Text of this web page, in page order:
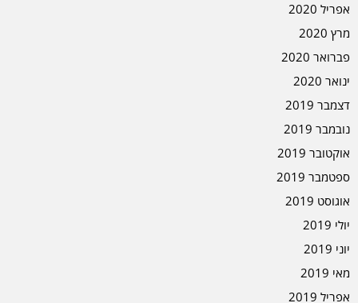
אפריל 2020
מרץ 2020
פברואר 2020
ינואר 2020
דצמבר 2019
נובמבר 2019
אוקטובר 2019
ספטמבר 2019
אוגוסט 2019
יולי 2019
יוני 2019
מאי 2019
אפריל 2019